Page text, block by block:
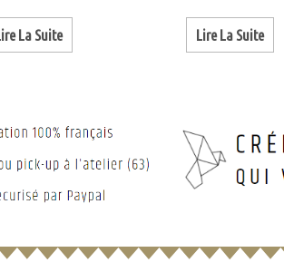
La Suite Lire La Suite